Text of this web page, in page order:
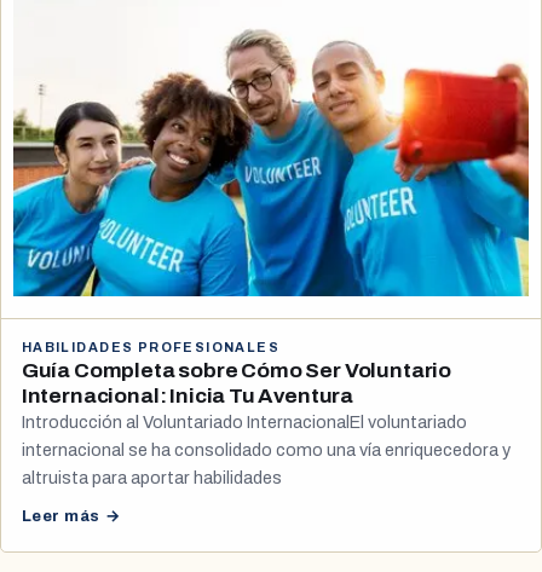
HABILIDADES PROFESIONALES
Guía Completa sobre Cómo Ser Voluntario
Internacional: Inicia Tu Aventura
Introducción al Voluntariado InternacionalEl voluntariado
internacional se ha consolidado como una vía enriquecedora y
altruista para aportar habilidades
Leer más →